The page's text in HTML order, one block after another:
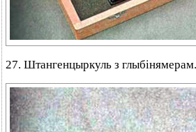
27. Штангенцыркуль з глыбінямерам.